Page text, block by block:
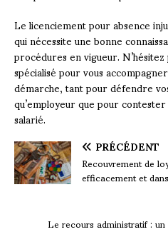
Le licenciement pour absence
qui nécessite une bonne
procédures en vigueur.
spécialisé pour vous
démarche, tant pour défendre
qu’employeur que pour
salarié.
PRÉCÉDENT
Recouvrement de
efficacement et
Le recours administratif :